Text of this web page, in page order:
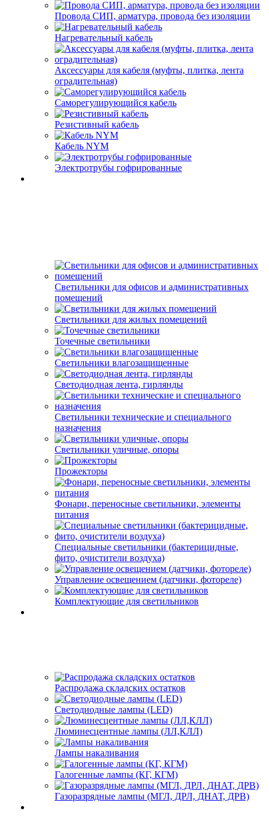
Провода СИП, арматура, провода без изоляции
Нагревательный кабель
Аксессуары для кабеля (муфты, плитка, лента
оградительная)
Саморегулирующийся кабель
Резистивный кабель
Кабель NYM
Электротрубы гофрированные
Светильники для офисов и административных
помещений
Светильники для жилых помещений
Точечные светильники
Светильники влагозащищенные
Светодиодная лента, гирлянды
Светильники технические и специального
назначения
Светильники уличные, опоры
Прожекторы
Фонари, переносные светильники, элементы
питания
Специальные светильники (бактерицидные,
фито, очистители воздуха)
Управление освещением (датчики, фотореле)
Комплектующие для светильников
Распродажа складских остатков
Светодиодные лампы (LED)
Люминесцентные лампы (ЛЛ,КЛЛ)
Лампы накаливания
Галогенные лампы (КГ, КГМ)
Газоразрядные лампы (МГЛ, ДРЛ, ДНАТ, ДРВ)